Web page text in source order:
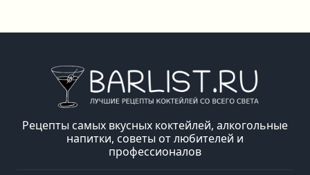
Рецепты самых вкусных коктейлей, алкогольные
напитки, советы от любителей и
профессионалов